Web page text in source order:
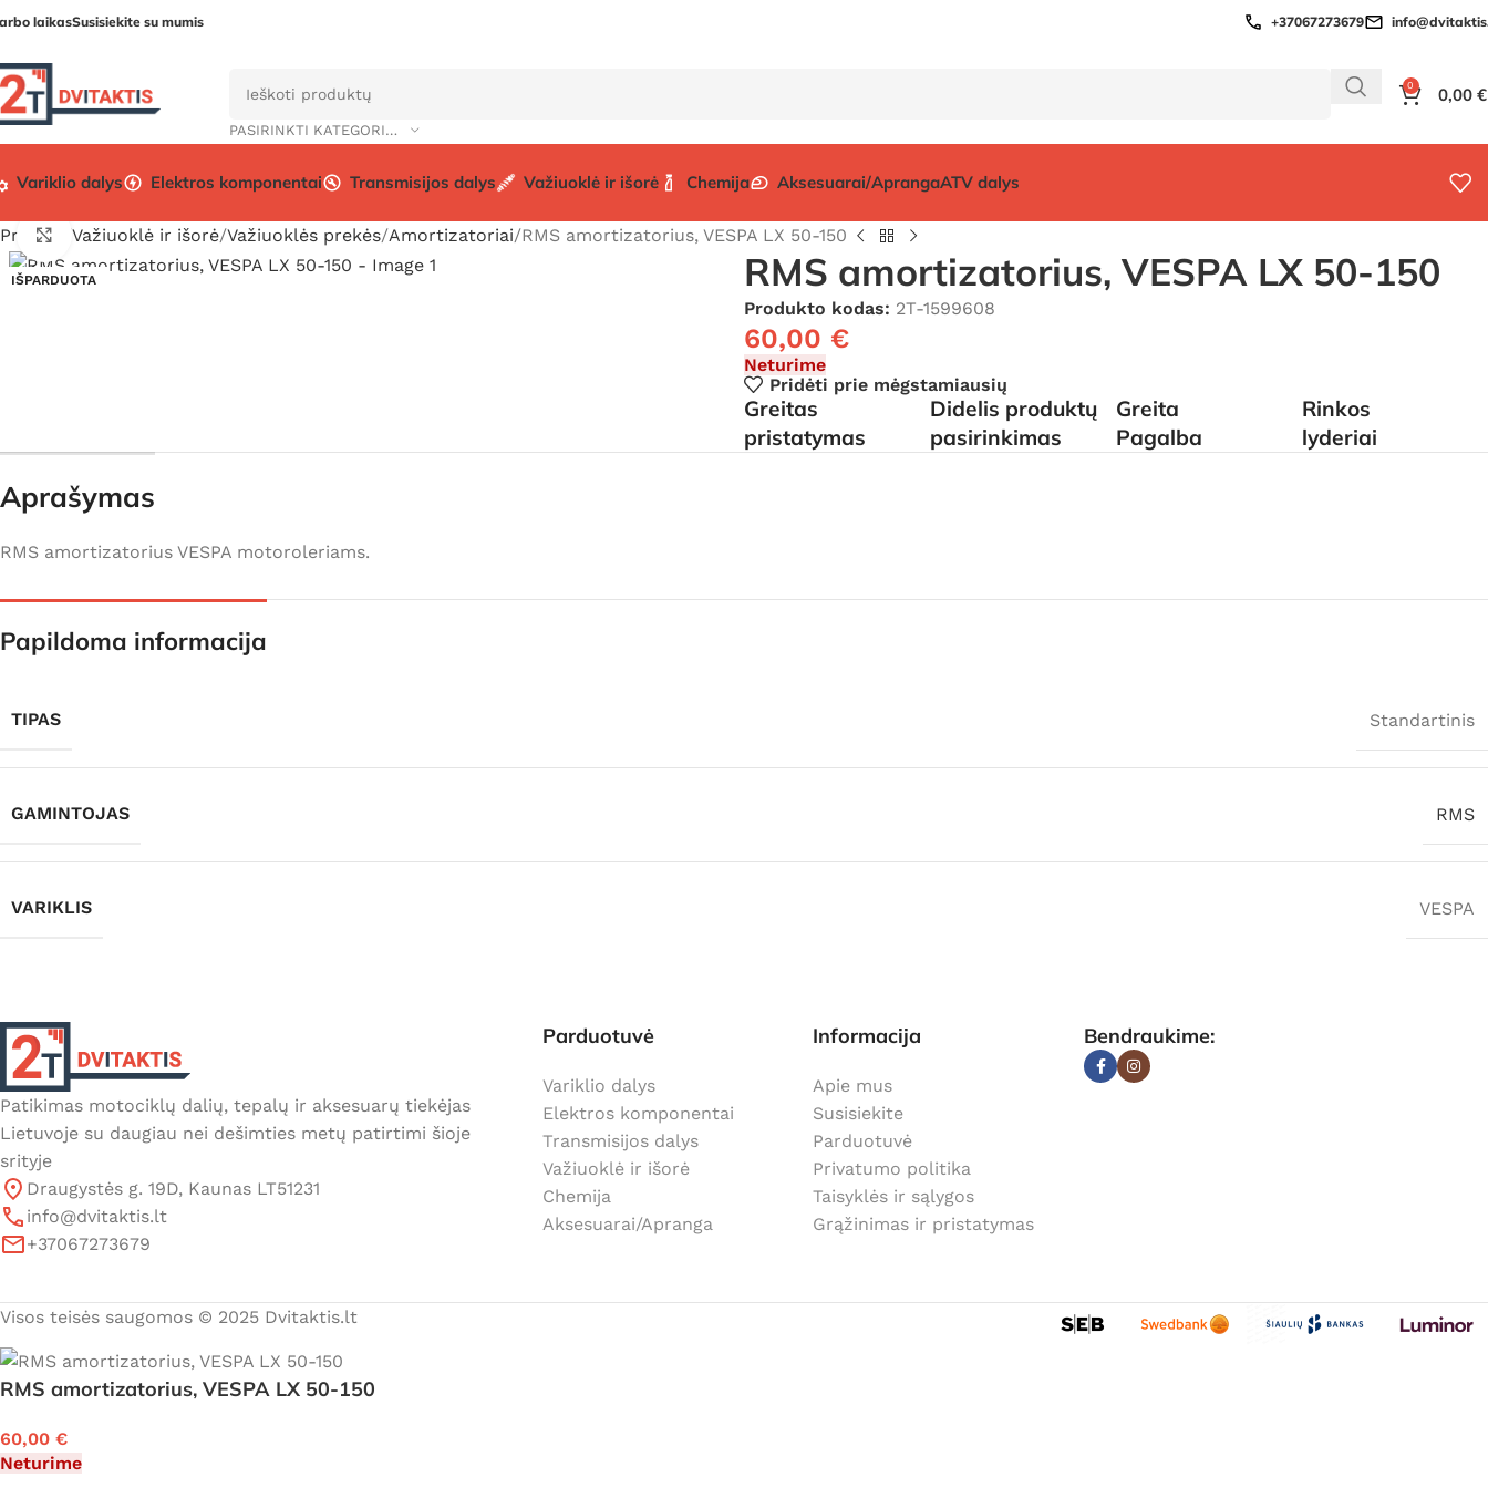
laikasSusisiekite su mumis +37067273679
PASIRINKTI KATEGORIJĄ
0 0,00 €
Variklio dalys Elektros komponentai Transmisijos dalys Važiuoklė ir išorė Chemija Aksesuarai/AprangaATV dalys
Pradžia Važiuoklė ir išorė Važiuoklės prekės Amortizatoriai RMS amortizatorius, VESPA LX 50-150
IŠPARDUOTA
Click to enlarge
RMS amortizatorius, VESPA LX 50-150
Produkto kodas: 2T-1599608
60,00 €
Neturime
Pridėti prie mėgstamiausių
Greitas
pristatymas
Didelis produktų
pasirinkimas
Greita
Pagalba
Rinkos
lyderiai
Aprašymas
RMS amortizatorius VESPA motoroleriams.
Papildoma informacija
TIPAS Standartinis
GAMINTOJAS RMS
VARIKLIS VESPA
Patikimas motociklų dalių, tepalų ir aksesuarų tiekėjas
Lietuvoje su daugiau nei dešimties metų patirtimi šioje
srityje
Draugystės g. 19D, Kaunas LT51231
info@dvitaktis.lt
+37067273679
Parduotuvė
Variklio dalys
Elektros komponentai
Transmisijos dalys
Važiuoklė ir išorė
Chemija
Aksesuarai/Apranga
Informacija
Apie mus
Susisiekite
Parduotuvė
Privatumo politika
Taisyklės ir sąlygos
Grąžinimas ir pristatymas
Bendraukime:
Visos teisės saugomos © 2025 Dvitaktis.lt
RMS amortizatorius, VESPA LX 50-150
60,00 €
Neturime